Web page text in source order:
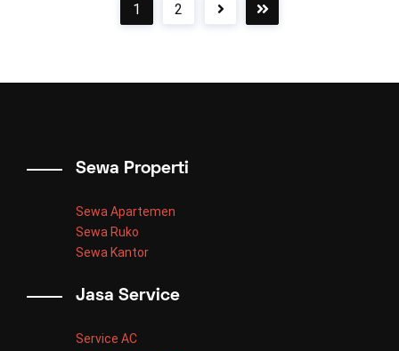
1 2
Sewa Properti
Sewa Apartemen
Sewa Ruko
Sewa Kantor
Jasa Service
Service AC